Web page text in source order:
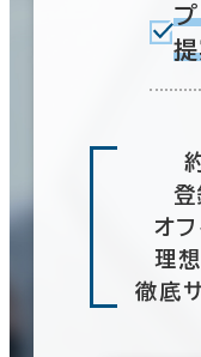
登
オ
理
徹底